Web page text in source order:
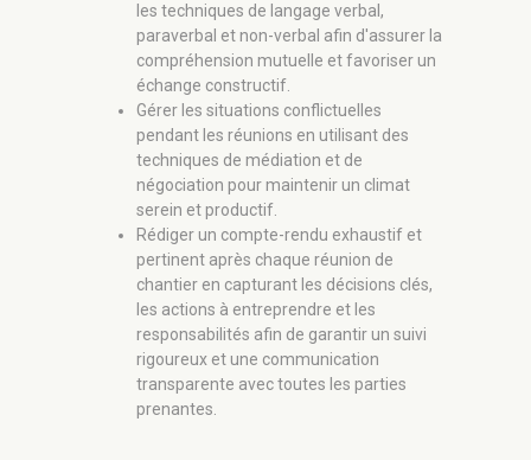
les techniques de langage verbal,
paraverbal et non-verbal afin d'assurer la
compréhension mutuelle et favoriser un
échange constructif.
Gérer les situations conflictuelles
pendant les réunions en utilisant des
techniques de médiation et de
négociation pour maintenir un climat
serein et productif.
Rédiger un compte-rendu exhaustif et
pertinent après chaque réunion de
chantier en capturant les décisions clés,
les actions à entreprendre et les
responsabilités afin de garantir un suivi
rigoureux et une communication
transparente avec toutes les parties
prenantes.